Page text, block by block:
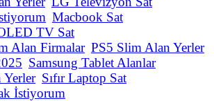
Macbook Sat
TV Sat
Alan Firmalar PS5 Slim Alan Yerler
Samsung Tablet Alanlar
Yerler Sıfır Laptop Sat
İstiyorum